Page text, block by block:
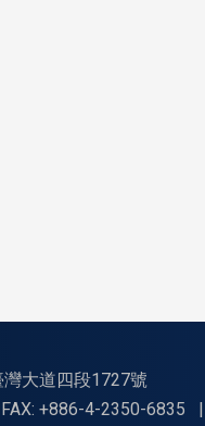
大道四段1727號
FAX: +886-4-2350-6835 |